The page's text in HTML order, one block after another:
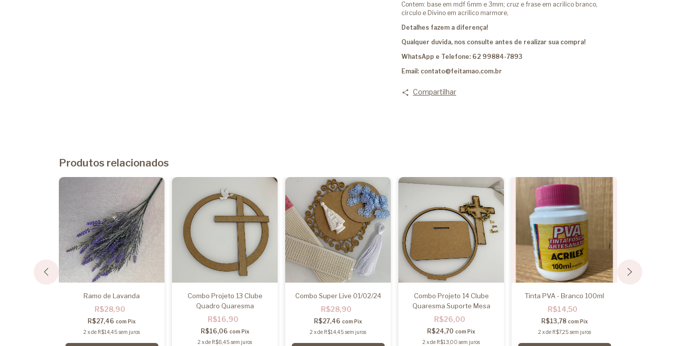
Contem: base em mdf 6mm e 3mm; cruz e frase em acrilico branco,
circulo e Divino em acrilico marmore,
Detalhes fazem a diferença!
Qualquer duvida, nos consulte antes de realizar sua compra!
WhatsApp e Telefone: 62 99884-7893
Email: contato@feitamao.com.br
Compartilhar
Produtos relacionados
Ramo de Lavanda
R$28,90
R$27,46 com Pix
2 xde R$14,45 sem juros
Combo Projeto 13 Clube
Quadro Quaresma
R$16,90
R$16,06 com Pix
2 xde R$8,45 sem juros
Combo Super Live 01/02/24
R$28,90
R$27,46 com Pix
2 xde R$14,45 sem juros
Combo Projeto 14 Clube
Quaresma Suporte Mesa
R$26,00
R$24,70 com Pix
2 xde R$13,00 sem juros
Tinta PVA - Branco 100ml
R$14,50
R$13,78 com Pix
2 xde R$7,25 sem juros